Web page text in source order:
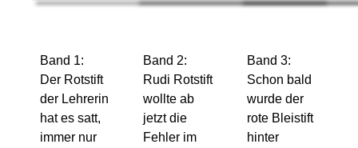
Band 1:
Der Rotstift
der Lehrerin
hat es satt,
immer nur
Band 2:
Rudi Rotstift
wollte ab
jetzt die
Fehler im
Band 3:
Schon bald
wurde der
rote Bleistift
hinter